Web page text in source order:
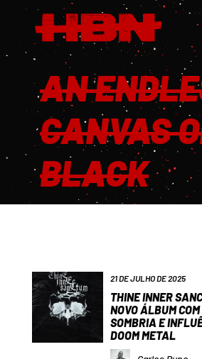
AN
CANVAS
BLACK
21 DE JULHO DE 2025
THINE INNER
NOVO ÁLBUM
SOMBRIA E
DOOM METAL